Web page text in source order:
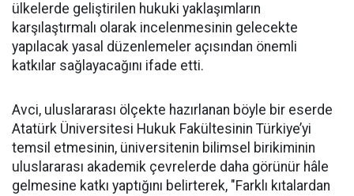
ülkelerde geliştirilen hukuki yaklaşımların
karşılaştırmalı olarak incelenmesinin gelecekte
yapılacak yasal düzenlemeler açısından önemli
katkılar sağlayacağını ifade etti.
Avci, uluslararası ölçekte hazırlanan böyle bir eserde
Atatürk Üniversitesi Hukuk Fakültesinin Türkiye’yi
temsil etmesinin, üniversitenin bilimsel birikiminin
uluslararası akademik çevrelerde daha görünür hâle
gelmesine katkı yaptığını belirterek, "Farklı kıtalardan